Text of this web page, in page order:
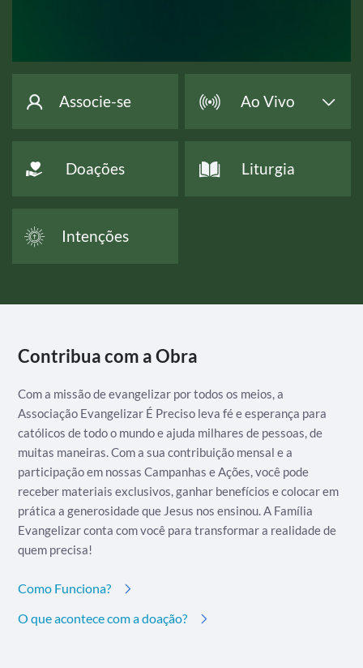
Associe-se Ao Vivo
Doações Liturgia
Intenções
Contribua com a Obra
Com a missão de evangelizar por todos os meios, a
Associação Evangelizar É Preciso leva fé e esperança para
católicos de todo o mundo e ajuda milhares de pessoas, de
muitas maneiras. Com a sua contribuição mensal e a
participação em nossas Campanhas e Ações, você pode
receber materiais exclusivos, ganhar benefícios e colocar em
prática a generosidade que Jesus nos ensinou. A Família
Evangelizar conta com você para transformar a realidade de
quem precisa!
Como Funciona?
O que acontece com a doação?